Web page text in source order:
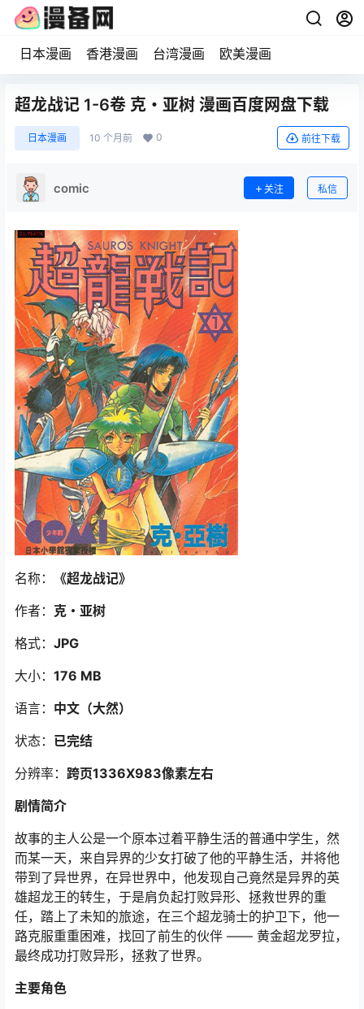
日本漫画 香港漫画 台湾漫画 欧美漫画
超龙战记 1-6卷 克・亚树 漫画百度网盘下载
日本漫画 10 个月前 0 前往下载
comic 关注 私信
名称：
《超龙战记》
作者： 克・亚树
格式： JPG
大小： 176 MB
语言： 中文 （大然）
状态： 已完结
分辨率： 跨页1336X983像素左右
剧情简介
故事的主人公是一个原本过着平静生活的普通中学生，然
而某一天，来自异界的少女打破了他的平静生活，并将他
带到了异世界，在异世界中，他发现自己竟然是异界的英
雄超龙王的转生，于是肩负起打败异形、拯救世界的重
任，踏上了未知的旅途，在三个超龙骑士的护卫下，他一
路克服重重困难，找回了前生的伙伴 —— 黄金超龙罗拉，
最终成功打败异形，拯救了世界。
主要角色